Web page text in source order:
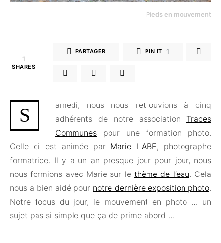
Pieds en mouvement
1
SHARES
PARTAGER PIN IT 1
S
amedi, nous nous retrouvions à cinq
adhérents de notre association Traces
Communes pour une formation photo.
Celle ci est animée par Marie LABE, photographe
formatrice. Il y a un an presque jour pour jour, nous
nous formions avec Marie sur le thème de l’eau. Cela
nous a bien aidé pour notre dernière exposition photo.
Notre focus du jour, le mouvement en photo … un
sujet pas si simple que ça de prime abord …